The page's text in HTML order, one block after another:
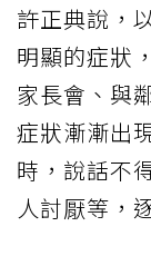
許正典說，
明顯的症狀
家長會、與
症狀漸漸出
時，說話不
人討厭等，